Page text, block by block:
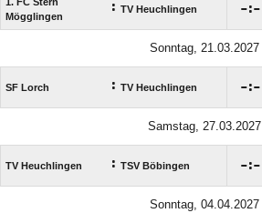
Mögglingen
: TV Heuchlingen :
Sonntag, 21.03.2027
SF Lorch : TV Heuchlingen :
Samstag, 27.03.2027
TV Heuchlingen : TSV Böbingen :
Sonntag, 04.04.2027